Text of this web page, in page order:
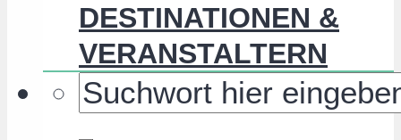
DESTINATIONEN &
VERANSTALTERN